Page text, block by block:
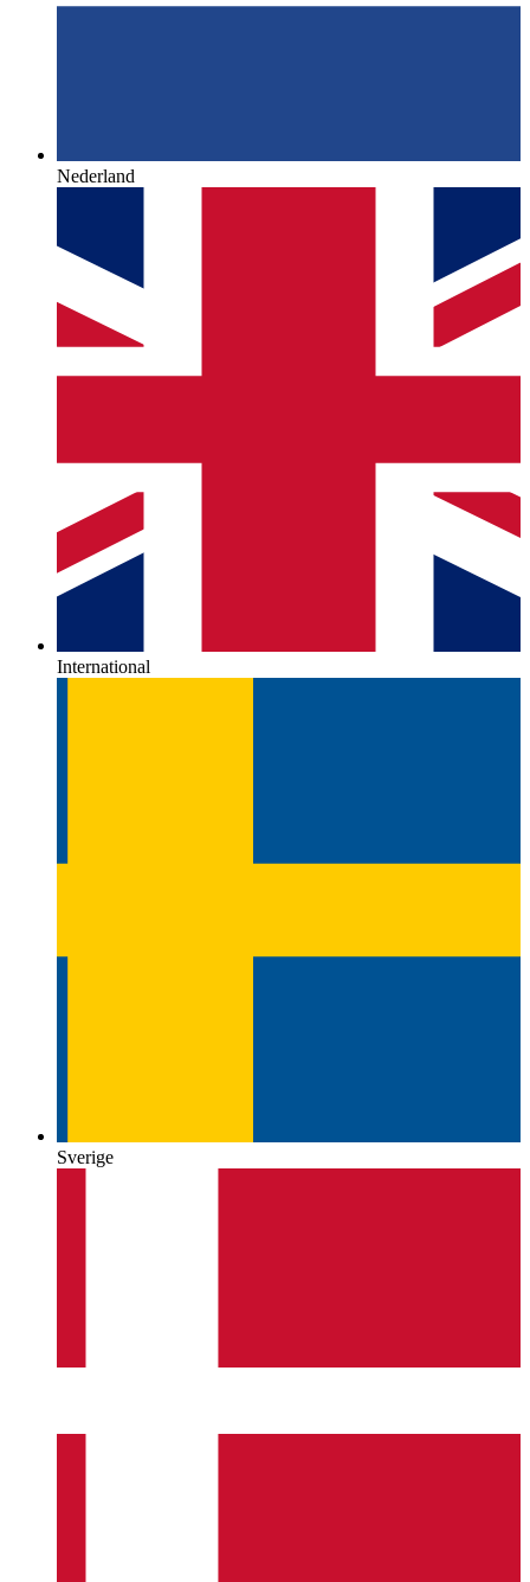
Nederland
International
Sverige